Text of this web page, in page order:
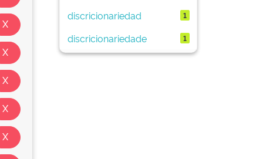
discricionariedad 1
discricionariedade 1